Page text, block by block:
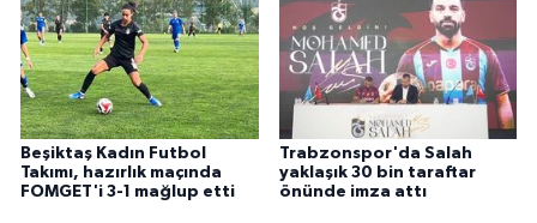
Beşiktaş Kadın Futbol
Takımı, hazırlık maçında
FOMGET'i 3-1 mağlup etti
Trabzonspor'da Salah
yaklaşık 30 bin taraftar
önünde imza attı